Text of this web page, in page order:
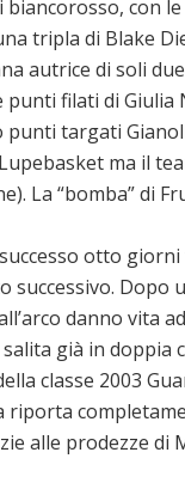
con
tripla di Blake
autrice di soli
filati di Giulia
targati
ma il
La “bomba” di
otto giorni
Dopo
danno vita
già in
classe 2003
alle prodezze di